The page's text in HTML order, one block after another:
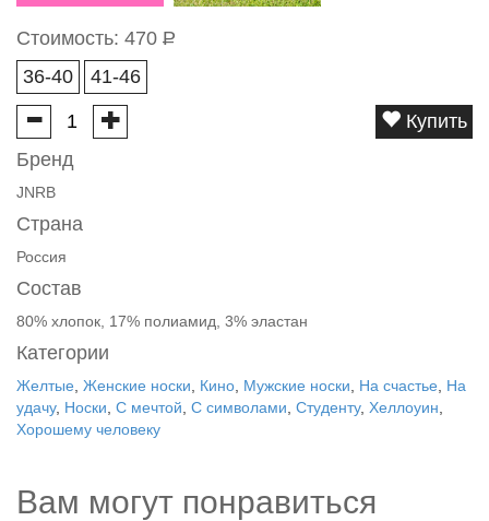
Стоимость: 470 Р
36-40
41-46
Купить
Бренд
JNRB
Страна
Россия
Состав
80% хлопок, 17% полиамид, 3% эластан
Категории
Желтые Женские носки Кино Мужские носки На счастье
На
удачу, Носки С мечтой С символами Студенту, Хеллоуин
Хорошему человеку
Вам могут понравиться